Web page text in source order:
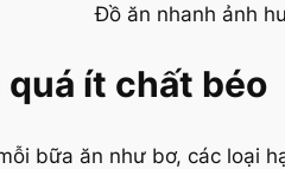
Đồ ăn nhanh ảnh
quá ít chất béo
bữa ăn như bơ, các loại